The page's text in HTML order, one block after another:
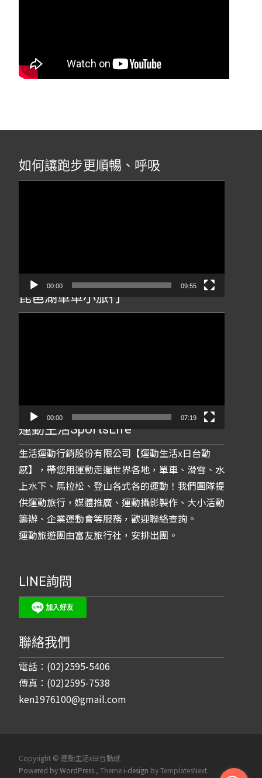
如何讓跑步更順暢、呼吸
00:00 09:55
琵琶湖單車小旅行
00:00 07:19
運動生活SportsLife
生活運動行銷股份有限公司【運動生活x日台動
感】，帶您用運動走遍世界各地，單車、滑雪、水
上水下、馬拉松、登山各式各的運動！我們團隊提
供運動旅行，媒體推廣、運動攝影製作、大小活動
籌辦、企業運動會等服務，歡迎聯絡查詢。
運動旅遊團由富友旅行社，安排出團。
LINE詢問
聯絡我們
電話：(02)2595-5406
傳真：(02)2595-7538
ken1976100@gmail.com
Copyright © 運動生活x日台動感
Powered by WordPress , Theme i-design by TemplatesNext.